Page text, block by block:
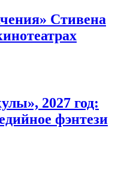
Стивена
2027 год:
фэнтези